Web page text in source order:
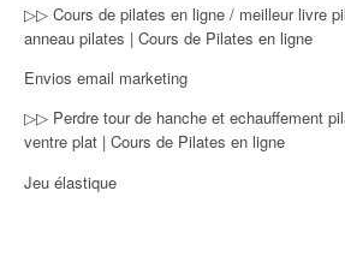
▷▷ Cours de pilates en ligne / meilleur livre
anneau pilates | Cours de Pilates en ligne
Envios email marketing
▷▷ Perdre tour de hanche et echauffement
ventre plat | Cours de Pilates en ligne
Jeu élastique